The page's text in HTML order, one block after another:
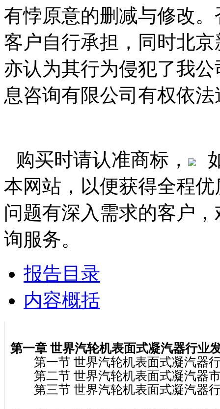
有悖原意的删减与修改
客户自行承担，同时北
亦认为其行为侵犯了我
息咨询有限公司有权依
购买时请认准商标，
本网站，以便获得全程
问题有深入需求的客户
询服务。
报告目录
内容概括
第一章 世界汽轮机表面式凝汽器行业
第一节 世界汽轮机表面式凝汽器
第二节 世界汽轮机表面式凝汽器
第三节 世界汽轮机表面式凝汽器